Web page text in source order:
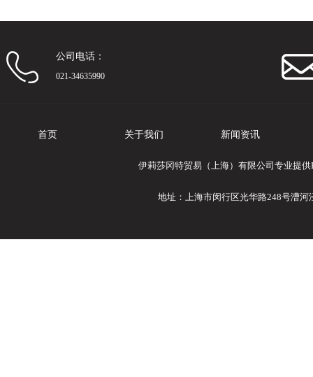
公司电话：
021-34635990
首页 关于我们 新闻资讯
伊莉莎冈特贸易（上海）有限公司专业提
地址：上海市闵行区光华路248号漕